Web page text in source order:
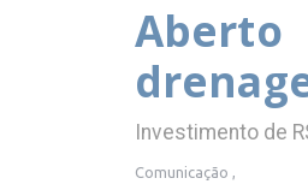
Investimento de
Comunicação ,